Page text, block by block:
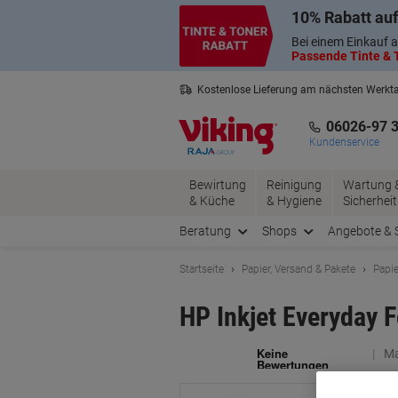
10% Rabatt
Bei einem Einkauf
Passende Tinte &
Kostenlose Lieferung am nächsten
06026-97
Kundenservice
Bewirtung
& Küche
Reinigung
& Hygiene
Wartung
Sicherheit
Beratung Shops Angebote &
Startseite Papier, Versand & Pakete
HP Inkjet Everyday